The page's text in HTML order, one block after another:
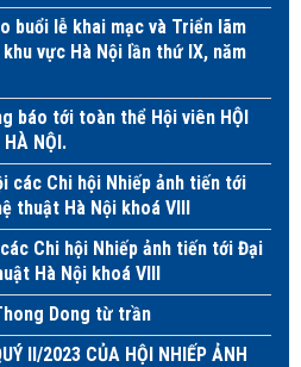
buổi lễ khai mạc và Triển lãm
vực Hà Nội lần thứ IX, năm
báo tới toàn thể Hội viên HỘI
HÀ NỘI.
các Chi hội Nhiếp ảnh tiến tới
thuật Hà Nội khoá VIII
Chi hội Nhiếp ảnh tiến tới Đại
Hà Nội khoá VIII
Dong từ trần
II/2023 CỦA HỘI NHIẾP ẢNH